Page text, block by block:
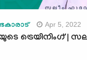
Apr 5, 2022
ട്രെയിനിംഗ്‌ |